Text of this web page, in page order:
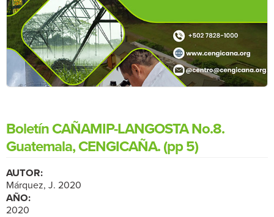
Boletín CAÑAMIP-LANGOSTA No.8.
Guatemala, CENGICAÑA. (pp 5)
AUTOR:
Márquez, J. 2020
AÑO:
2020